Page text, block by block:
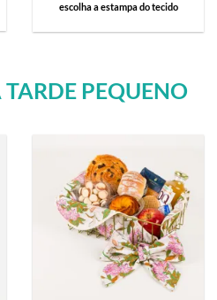
escolha a estampa do tecido
PEQUENO